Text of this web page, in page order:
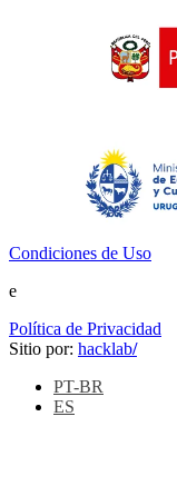
Condiciones de Uso
e
Política de Privacidad
Sitio por: hacklab/
PT-BR
ES